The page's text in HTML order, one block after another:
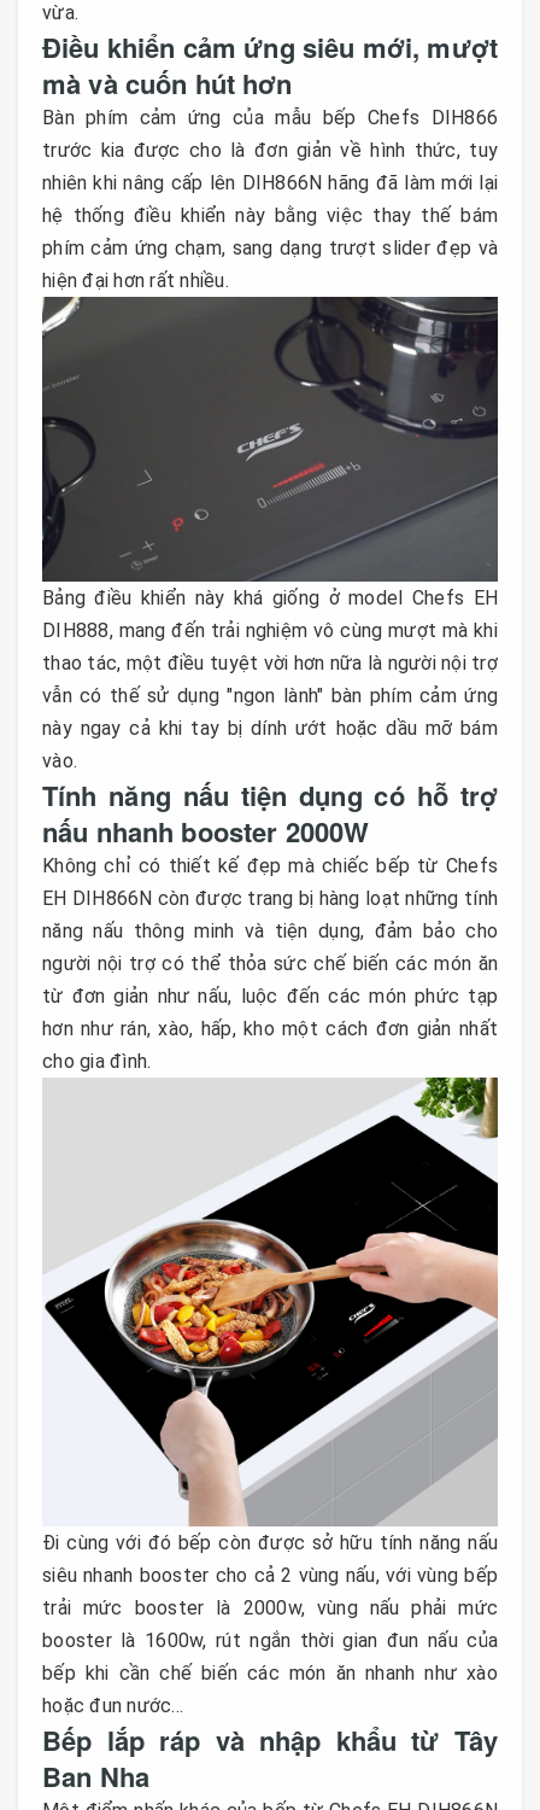
vừa.
Điều khiển cảm ứng siêu mới, mượt
mà và cuốn hút hơn
Bàn phím cảm ứng của mẫu bếp Chefs DIH866
trước kia được cho là đơn giản về hình thức, tuy
nhiên khi nâng cấp lên DIH866N hãng đã làm mới lại
hệ thống điều khiển này bằng việc thay thế bám
phím cảm ứng chạm, sang dạng trượt slider đẹp và
hiện đại hơn rất nhiều.
Bảng điều khiển này khá giống ở model Chefs EH
DIH888, mang đến trải nghiệm vô cùng mượt mà khi
thao tác, một điều tuyệt vời hơn nữa là người nội trợ
vẫn có thế sử dụng "ngon lành" bàn phím cảm ứng
này ngay cả khi tay bị dính ướt hoặc dầu mỡ bám
vào.
Tính năng nấu tiện dụng có hỗ trợ
nấu nhanh booster 2000W
Không chỉ có thiết kế đẹp mà chiếc bếp từ Chefs
EH DIH866N còn được trang bị hàng loạt những tính
năng nấu thông minh và tiện dụng, đảm bảo cho
người nội trợ có thể thỏa sức chế biến các món ăn
từ đơn giản như nấu, luộc đến các món phức tạp
hơn như rán, xào, hấp, kho một cách đơn giản nhất
cho gia đình.
Đi cùng với đó bếp còn được sở hữu tính năng nấu
siêu nhanh booster cho cả 2 vùng nấu, với vùng bếp
trải mức booster là 2000w, vùng nấu phải mức
booster là 1600w, rút ngắn thời gian đun nấu của
bếp khi cần chế biến các món ăn nhanh như xào
hoặc đun nước...
Bếp lắp ráp và nhập khẩu từ Tây
Ban Nha